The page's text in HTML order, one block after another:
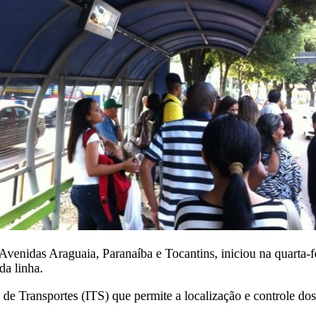
Araguaia, Paranaíba e Tocantins, iniciou na
linha.
Transportes (ITS) que permite a localização e controle